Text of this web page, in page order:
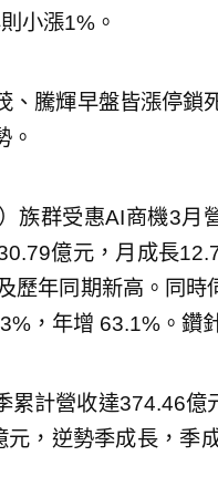
小漲1%。
、騰輝早盤皆漲停鎖
。
族群受惠AI商機3月
億元，月成長
歷年同期新高。同時
，年增 63.1%。鑽
累計營收達374.46
元，逆勢季成長，季